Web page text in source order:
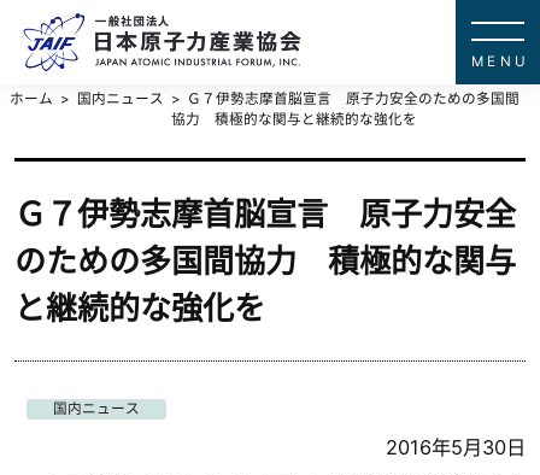
ホーム 国内ニュース
Ｇ７伊勢志摩首脳宣言 原子力安全のための多国間
協力 積極的な関与と継続的な強化を
Ｇ７伊勢志摩首脳宣言 原子力安全
のための多国間協力 積極的な関与
と継続的な強化を
国内ニュース
2016年5月30日